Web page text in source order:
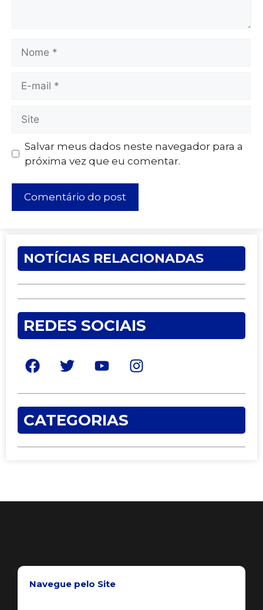
Salvar meus dados neste navegador para a
próxima vez que eu comentar.
NOTÍCIAS RELACIONADAS
REDES SOCIAIS
CATEGORIAS
Navegue pelo Site